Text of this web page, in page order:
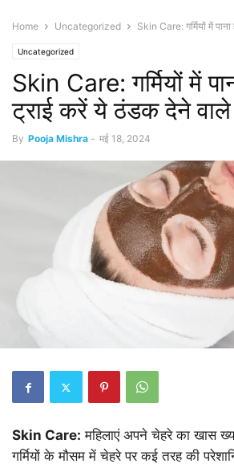
Home Uncategorized Skin Care: गर्मियों में
Uncategorized
Skin Care: गर्मियों में
ट्राई करें ये ठंडक देने
By Pooja Mishra - मई 18, 2024
Skin Care: महिलाएं अपने चेहरे का खास
गर्मियों के मौसम में चेहरे पर कई तरह की